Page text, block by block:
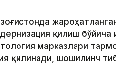
қилиш
марказлари
қилинади, шошилинч